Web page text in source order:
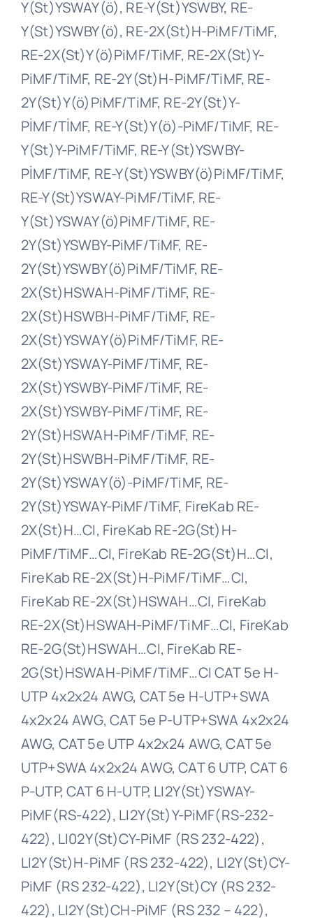
Y(St)YSWAY(ö), RE-Y(St)YSWBY, RE-
Y(St)YSWBY(ö), RE-2X(St)H-PiMF/TiMF,
RE-2X(St)Y(ö)PiMF/TiMF, RE-2X(St)Y-
PiMF/TiMF, RE-2Y(St)H-PiMF/TiMF, RE-
2Y(St)Y(ö)PiMF/TiMF, RE-2Y(St)Y-
PİMF/TİMF, RE-Y(St)Y(ö)-PiMF/TiMF, RE-
Y(St)Y-PiMF/TiMF, RE-Y(St)YSWBY-
PİMF/TiMF, RE-Y(St)YSWBY(ö)PiMF/TiMF,
RE-Y(St)YSWAY-PiMF/TiMF, RE-
Y(St)YSWAY(ö)PiMF/TiMF, RE-
2Y(St)YSWBY-PiMF/TiMF, RE-
2Y(St)YSWBY(ö)PiMF/TiMF, RE-
2X(St)HSWAH-PiMF/TiMF, RE-
2X(St)HSWBH-PiMF/TiMF, RE-
2X(St)YSWAY(ö)PiMF/TiMF, RE-
2X(St)YSWAY-PiMF/TiMF, RE-
2X(St)YSWBY-PiMF/TiMF, RE-
2X(St)YSWBY-PiMF/TiMF, RE-
2Y(St)HSWAH-PiMF/TiMF, RE-
2Y(St)HSWBH-PiMF/TiMF, RE-
2Y(St)YSWAY(ö)-PiMF/TiMF, RE-
2Y(St)YSWAY-PiMF/TiMF, FireKab RE-
2X(St)H…CI, FireKab RE-2G(St)H-
PiMF/TiMF…CI, FireKab RE-2G(St)H…CI,
FireKab RE-2X(St)H-PiMF/TiMF…CI,
FireKab RE-2X(St)HSWAH…CI, FireKab
RE-2X(St)HSWAH-PiMF/TiMF…CI, FireKab
RE-2G(St)HSWAH…CI, FireKab RE-
2G(St)HSWAH-PiMF/TiMF…CI CAT 5e H-
UTP 4x2x24 AWG, CAT 5e H-UTP+SWA
4x2x24 AWG, CAT 5e P-UTP+SWA 4x2x24
AWG, CAT 5e UTP 4x2x24 AWG, CAT 5e
UTP+SWA 4x2x24 AWG, CAT 6 UTP, CAT 6
P-UTP, CAT 6 H-UTP, LI2Y(St)YSWAY-
PiMF(RS-422), LI2Y(St)Y-PiMF(RS-232-
422), LI02Y(St)CY-PiMF (RS 232-422),
LI2Y(St)H-PiMF (RS 232-422), LI2Y(St)CY-
PiMF (RS 232-422), LI2Y(St)CY (RS 232-
422), LI2Y(St)CH-PiMF (RS 232 – 422),